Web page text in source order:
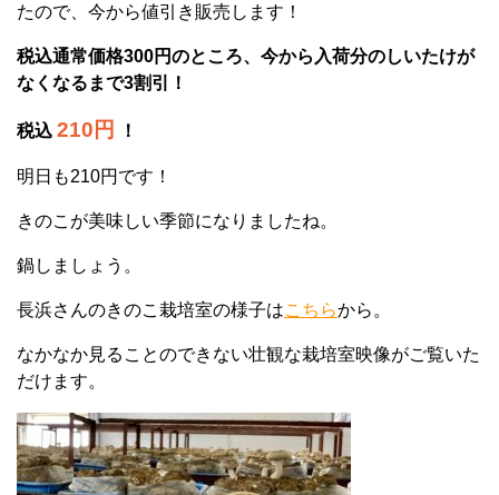
たので、今から値引き販売します！
税込通常価格300円のところ、今から入荷分のしいたけが
なくなるまで3割引！
税込 210円 ！
明日も210円です！
きのこが美味しい季節になりましたね。
鍋しましょう。
長浜さんのきのこ栽培室の様子はこちらから。
なかなか見ることのできない壮観な栽培室映像がご覧いた
だけます。